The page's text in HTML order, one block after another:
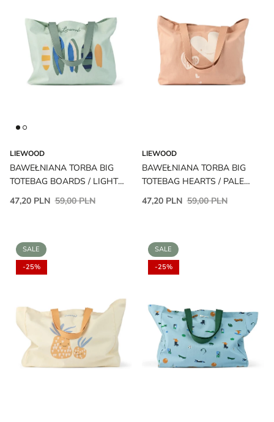
LIEWOOD
BAWEŁNIANA TORBA BIG
TOTEBAG BOARDS / LIGHT
PEPPERMINT LIEWOOD
47,20 PLN 59,00 PLN
LIEWOOD
BAWEŁNIANA TORBA BIG
TOTEBAG HEARTS / PALE
TUSCANY LIEWOOD
47,20 PLN 59,00 PLN
SALE
-25%
SALE
-25%